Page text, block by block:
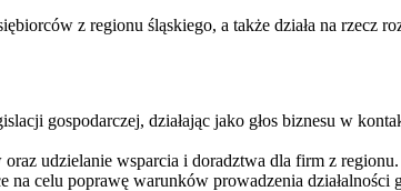
z regionu śląskiego, a także działa na rzecz
gospodarczej, działając jako głos biznesu w
udzielanie wsparcia i doradztwa dla firm z regionu.
celu poprawę warunków prowadzenia